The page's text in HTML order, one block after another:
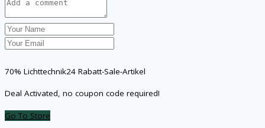
70% Lichttechnik24 Rabatt-Sale-Artikel
Deal Activated, no coupon code required!
Go To Store